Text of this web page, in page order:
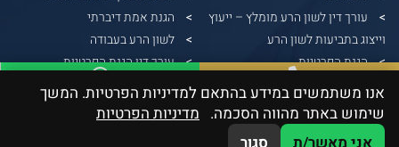
עורך דין לשון הרע מומלץ – ייעוץ
וייצוג בתביעות לשון הרע
הגנת הפרטיות
הונאות דיגיטליות
דיני בנקאות
גבייה משפטית
הגנת אמת דיברתי
לשון הרע בעבודה
עורך דין הגנת הפרטיות
הפצת תמונות ללא אישור
עורך דין הוצאת דיבה
03-5379991
WhatsApp
אנו משתמשים במידע בהתאם למדיניות הפרטיות. המשך
שימוש באתר מהווה הסכמה. מדיניות הפרטיות